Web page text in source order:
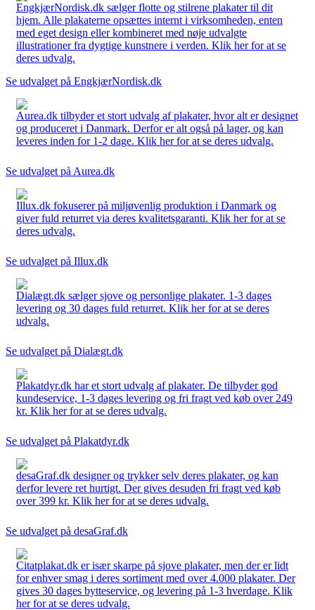
EngkjærNordisk.dk sælger flotte og stilrene plakater til dit
hjem. Alle plakaterne opsættes internt i virksomheden, enten
med eget design eller kombineret med nøje udvalgte
illustrationer fra dygtige kunstnere i verden. Klik her for at se
deres udvalg.
Se udvalget på EngkjærNordisk.dk
Aurea.dk tilbyder et stort udvalg af plakater, hvor alt er designet
og produceret i Danmark. Derfor er alt også på lager, og kan
leveres inden for 1-2 dage. Klik her for at se deres udvalg.
Se udvalget på Aurea.dk
Illux.dk fokuserer på miljøvenlig produktion i Danmark og
giver fuld returret via deres kvalitetsgaranti. Klik her for at se
deres udvalg.
Se udvalget på Illux.dk
Dialægt.dk sælger sjove og personlige plakater. 1-3 dages
levering og 30 dages fuld returret. Klik her for at se deres
udvalg.
Se udvalget på Dialægt.dk
Plakatdyr.dk har et stort udvalg af plakater. De tilbyder god
kundeservice, 1-3 dages levering og fri fragt ved køb over 249
kr. Klik her for at se deres udvalg.
Se udvalget på Plakatdyr.dk
desaGraf.dk designer og trykker selv deres plakater, og kan
derfor levere ret hurtigt. Der gives desuden fri fragt ved køb
over 399 kr. Klik her for at se deres udvalg.
Se udvalget på desaGraf.dk
Citatplakat.dk er især skarpe på sjove plakater, men der er lidt
for enhver smag i deres sortiment med over 4.000 plakater. Der
gives 30 dages bytteservice, og levering på 1-3 hverdage. Klik
her for at se deres udvalg.